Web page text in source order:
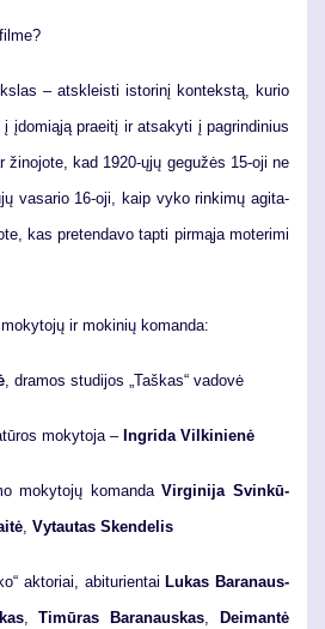
– at­skleis­ti is­to­ri­nį kon­teks­tą, ku­rio
įdo­mi­ą­ją pra­ei­tį ir at­sa­ky­ti į pa­grin­di­nius
ži­no­jo­te, kad 1920-ųjų ge­gu­žės 15-oji ne
va­sa­rio 16-oji, kaip vy­ko rin­ki­mų agi­ta­
kas pre­ten­da­vo tap­ti pir­mą­ja mo­te­ri­mi
ir mo­ki­nių ko­man­da:
, dra­mos stu­di­jos „Taš­kas“ va­do­vė
mo­ky­to­ja –In­gri­da Vil­ki­nie­nė
mo­ky­to­jų ko­man­daVir­gi­ni­ja Svin­kū­
, Vy­tau­tas Sken­de­lis
ak­to­riai, abi­tu­rien­tai Lu­kas Ba­ra­naus­
, Ti­mū­ras Ba­ra­naus­kas, Dei­man­tė